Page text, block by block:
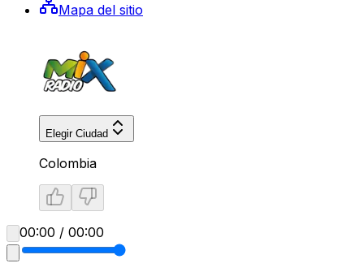
Mapa del sitio
Elegir Ciudad
Colombia
00:00 / 00:00